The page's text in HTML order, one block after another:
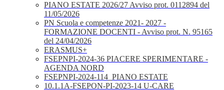
PIANO ESTATE 2026/27 Avviso prot. 0112894 del
11/05/2026
PN Scuola e competenze 2021- 2027 -
FORMAZIONE DOCENTI - Avviso prot. N. 95165
del 24/04/2026
ERASMUS+
FSEPNPI-2024-36 PIACERE SPERIMENTARE -
AGENDA NORD
FSEPNPI-2024-114_PIANO ESTATE
10.1.1A-FSEPON-PI-2023-14 U-CARE